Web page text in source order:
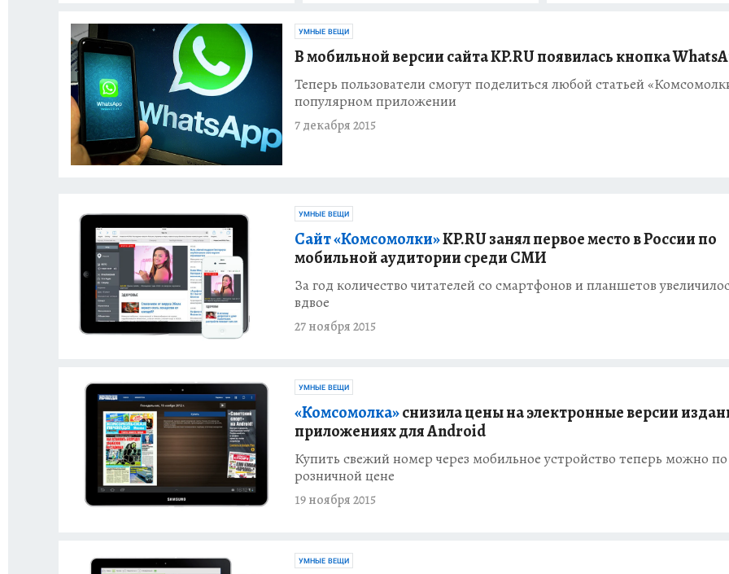
УМНЫЕ ВЕЩИ
В мобильной версии сайта KP.RU появилась кнопка
Теперь пользователи смогут поделиться любой статьей
популярном приложении
7 декабря 2015
УМНЫЕ ВЕЩИ
Сайт «Комсомолки»KP.RU занял первое место в России по
мобильной аудитории среди СМИ
За год количество читателей со смартфонов и планшетов
вдвое
27 ноября 2015
УМНЫЕ ВЕЩИ
«Комсомолка»снизила цены на электронные версии
приложениях для Android
Купить свежий номер через мобильное устройство теперь можно по
розничной цене
19 ноября 2015
УМНЫЕ ВЕЩИ